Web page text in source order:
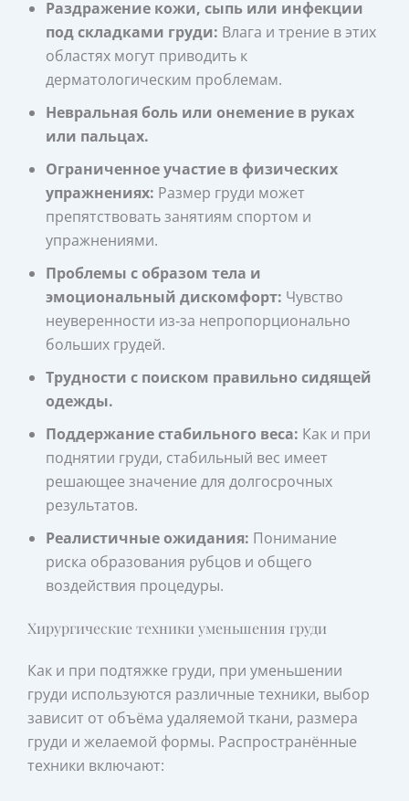
Раздражение кожи, сыпь или инфекции
под складками груди: Влага и трение в этих
областях могут приводить к
дерматологическим проблемам.
Невральная боль или онемение в руках
или пальцах.
Ограниченное участие в физических
упражнениях: Размер груди может
препятствовать занятиям спортом и
упражнениями.
Проблемы с образом тела и
эмоциональный дискомфорт: Чувство
неуверенности из‑за непропорционально
больших грудей.
Трудности с поиском правильно сидящей
одежды.
Поддержание стабильного веса: Как и при
поднятии груди, стабильный вес имеет
решающее значение для долгосрочных
результатов.
Реалистичные ожидания: Понимание
риска образования рубцов и общего
воздействия процедуры.
Хирургические техники уменьшения груди
Как и при подтяжке груди, при уменьшении
груди используются различные техники, выбор
зависит от объёма удаляемой ткани, размера
груди и желаемой формы. Распространённые
техники включают: